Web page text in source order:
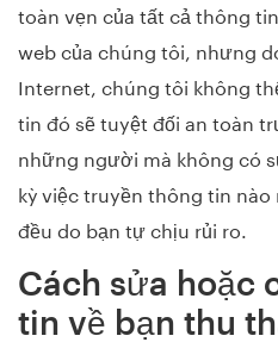
toàn vẹn của tất cả thông
web của chúng tôi, nhưng
Internet, chúng tôi không
tin đó sẽ tuyệt đối an toàn
những người mà không có
kỳ việc truyền thông tin
đều do bạn tự chịu rủi ro.
Cách sửa hoặc
tin về bạn thu